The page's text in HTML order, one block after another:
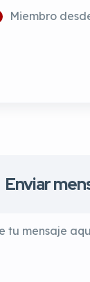
Miembro
Enviar